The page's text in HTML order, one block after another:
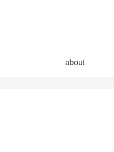
about